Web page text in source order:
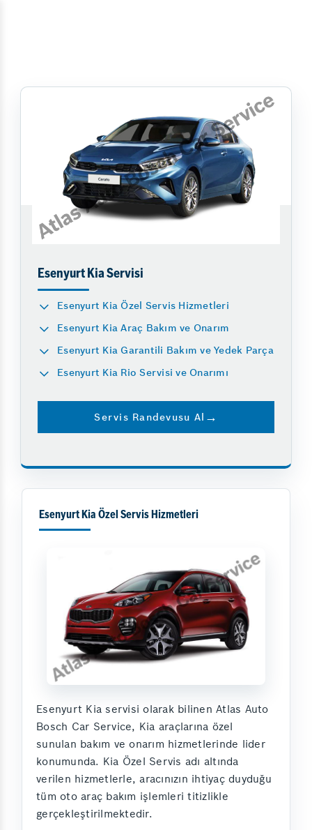
Esenyurt Kia Servisi
Esenyurt Kia Özel Servis Hizmetleri
Esenyurt Kia Araç Bakım ve Onarım
Esenyurt Kia Garantili Bakım ve Yedek Parça
Esenyurt Kia Rio Servisi ve Onarımı
Servis Randevusu Al
Esenyurt Kia Özel Servis Hizmetleri
Esenyurt Kia servisi olarak bilinen Atlas Auto
Bosch Car Service, Kia araçlarına özel
sunulan bakım ve onarım hizmetlerinde lider
konumunda. Kia Özel Servis adı altında
verilen hizmetlerle, aracınızın ihtiyaç duyduğu
tüm oto araç bakım işlemleri titizlikle
gerçekleştirilmektedir.